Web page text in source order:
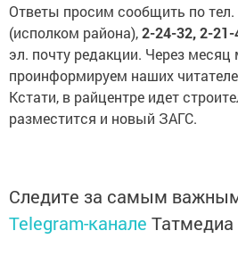
Ответы просим сообщить по тел.
(исполком района),2-24-32, 2-21-
эл. почту редакции. Через
проинформируем наших
Кстати, в райцентре идет
разместится и новый ЗАГС.
Следите за самым
Telegram-канале Татмедиа